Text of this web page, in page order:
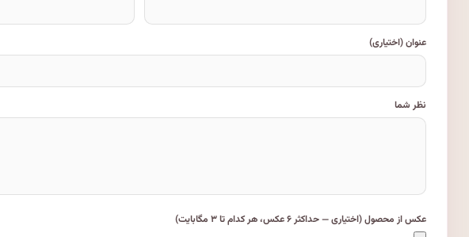
عنوان (اختیاری)
نظر شما
عکس از محصول (اختیاری — حداکثر ۶ عکس، هر کدام تا ۳ مگابایت)